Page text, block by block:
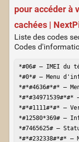
pour accéder à
cachées |
Liste des codes
Codes
*#06# – IMEI du
*#0*# – Menu
*#*#4636#*#* –
*#*#1111#*#* –
*#12580*369# –
*#7465625# –
*#*#232338#*#*